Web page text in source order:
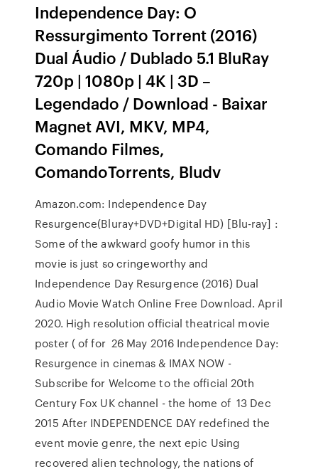
Independence Day: O
Ressurgimento Torrent (2016)
Dual Áudio / Dublado 5.1 BluRay
720p | 1080p | 4K | 3D –
Legendado / Download - Baixar
Magnet AVI, MKV, MP4,
Comando Filmes,
ComandoTorrents, Bludv
Amazon.com: Independence Day
Resurgence(Bluray+DVD+Digital HD) [Blu-ray] :
Some of the awkward goofy humor in this
movie is just so cringeworthy and
Independence Day Resurgence (2016) Dual
Audio Movie Watch Online Free Download. April
2020. High resolution official theatrical movie
poster ( of for 26 May 2016 Independence Day:
Resurgence in cinemas & IMAX NOW -
Subscribe for Welcome to the official 20th
Century Fox UK channel - the home of 13 Dec
2015 After INDEPENDENCE DAY redefined the
event movie genre, the next epic Using
recovered alien technology, the nations of